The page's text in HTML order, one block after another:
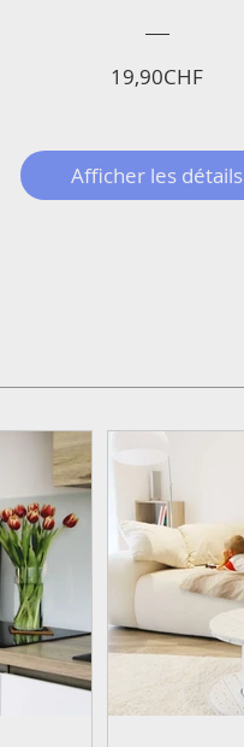
19,90CHFPrix
Afficher les détails